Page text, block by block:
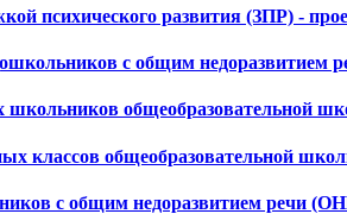
психического развития (ЗПР) -
с общим
школьников общеобразовательной
классов общеобразовательной
с общим недоразвитием речи